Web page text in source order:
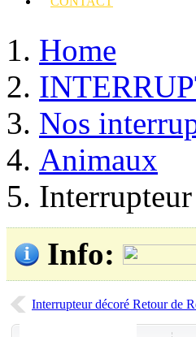
Home
Nos
Animaux
Info:
Interrupteur décoré Retour de